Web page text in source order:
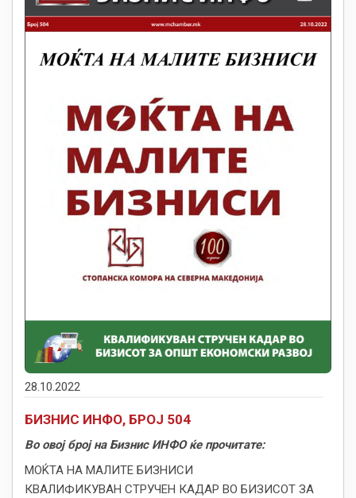
28.10.2022
БИЗНИС ИНФО, БРОЈ 504
Во овој број на Бизнис ИНФО ќе прочитате:
МОЌТА НА МАЛИТЕ БИЗНИСИ
КВАЛИФИКУВАН СТРУЧЕН КАДАР ВО БИЗИСОТ ЗА